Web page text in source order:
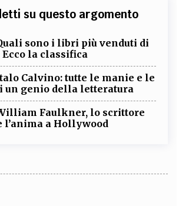
su questo argomento
sono i libri più venduti di
la classifica
Calvino: tutte le manie e le
un genio della letteratura
Faulkner, lo scrittore
l’anima a Hollywood